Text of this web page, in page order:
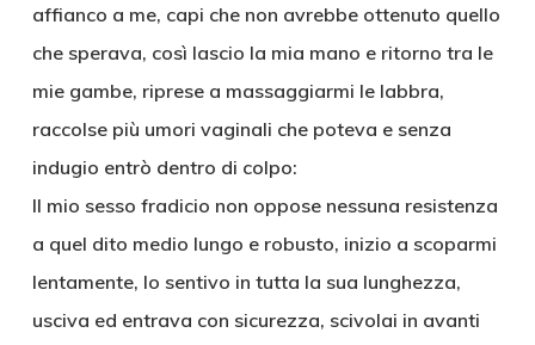
affianco a me, capi che non avrebbe ottenuto quello
che sperava, così lascio la mia mano e ritorno tra le
mie gambe, riprese a massaggiarmi le labbra,
raccolse più umori vaginali che poteva e senza
indugio entrò dentro di colpo:
Il mio sesso fradicio non oppose nessuna resistenza
a quel dito medio lungo e robusto, inizio a scoparmi
lentamente, lo sentivo in tutta la sua lunghezza,
usciva ed entrava con sicurezza, scivolai in avanti